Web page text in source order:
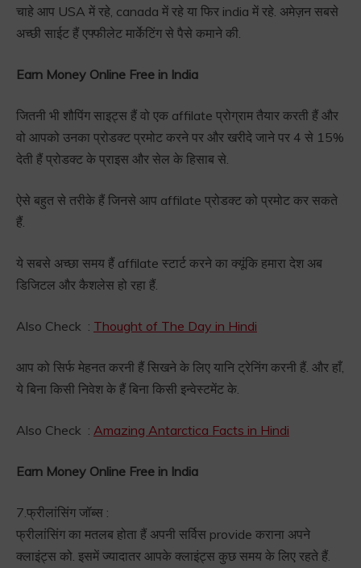
चाहे आप USA में रहे, canada में रहे या फिर india में रहे. अमेज़न सबसे
अच्छी साईट हैं एफ्फीलेट मार्केटिंग से पैसे कमाने की.
Earn Money Online Free in India
जितनी भी शौपिंग साइट्स हैं वो एक affilate प्रोग्राम तैयार करती हैं और
वो आपको उनका प्रोडक्ट प्रमोट करने पर और खरीदे जाने पर 4 से 15%
देती हैं प्रोडक्ट के प्राइस और सेल के हिसाब से.
ऐसे बहुत से तरीके हैं जिनसे आप affilate प्रोडक्ट को प्रमोट कर सकते
हैं.
ये सबसे अच्छा समय हैं affilate स्टार्ट करने का क्यूंकि हमारा देश अब
डिजिटल और कैशलेस हो रहा हैं.
Also Check : Thought of The Day in Hindi
आप को सिर्फ मेहनत करनी हैं सिखने के लिए यानि ट्रेनिंग करनी हैं. और हाँ,
ये बिना किसी निवेश के हैं बिना किसी इन्वेस्टमेंट के.
Also Check : Amazing Antarctica Facts in Hindi
Earn Money Online Free in India
7.फ्रीलांसिंग जॉब्स :
फ्रीलांसिंग का मतलब होता हैं अपनी सर्विस provide कराना अपने
क्लाइंट्स को. इसमें ज्यादातर आपके क्लाइंट्स कुछ समय के लिए रहते हैं.